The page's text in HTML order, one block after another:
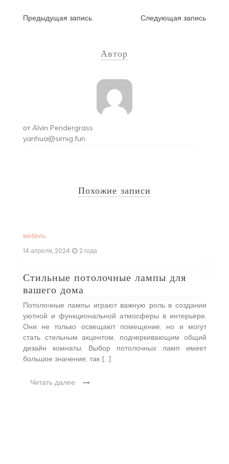
Навигация
Предыдущая запись Следующая запись
Автор
от Alvin Pendergrass
yanhua@simig.fun
Похожие записи
мебель
14 апреля, 2024 2 года
Стильные потолочные лампы для
вашего дома
Потолочные лампы играют важную роль в создании
уютной и функциональной атмосферы в интерьере.
Они не только освещают помещение, но и могут
стать стильным акцентом, подчеркивающим общий
дизайн комнаты. Выбор потолочных ламп имеет
большое значение, так […]
Читать далее